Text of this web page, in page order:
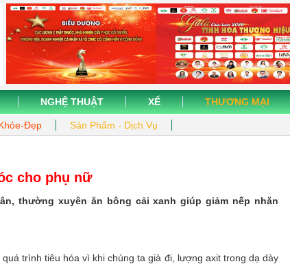
NGHỆ THUẬT XẾ THƯƠNG MẠI
Đẹp Sản Phẩm - Dịch Vụ
cho phụ nữ
thường xuyên ăn bông cải xanh giúp giảm nếp nhăn
trình tiêu hóa vì khi chúng ta già đi, lượng axit trong dạ dày